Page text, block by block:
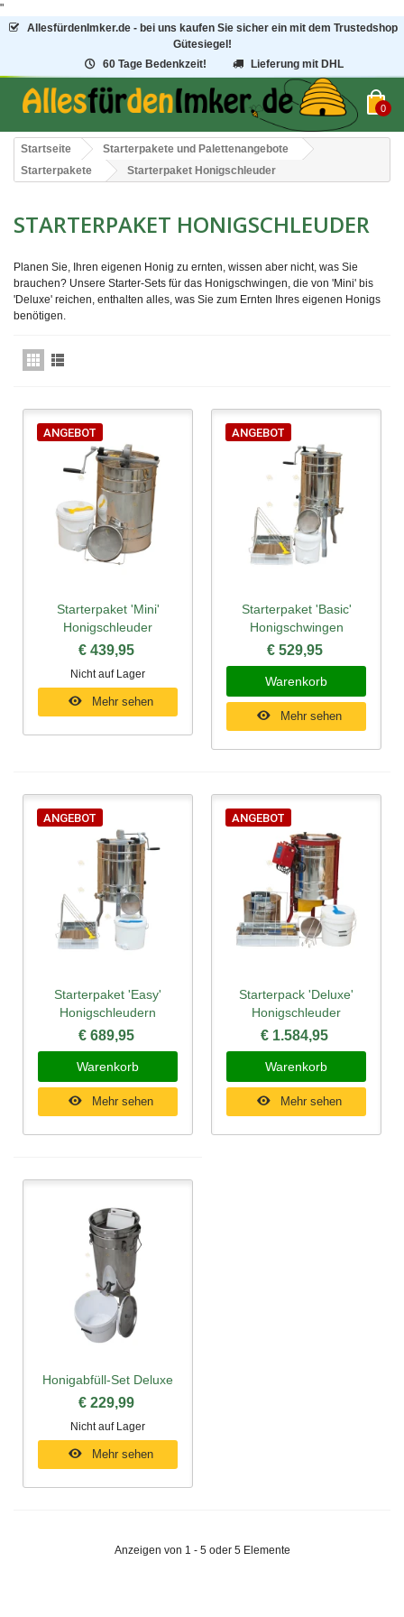
"
AllesfürdenImker.de - bei uns kaufen Sie sicher ein mit dem Trustedshop
Gütesiegel!
60 Tage Bedenkzeit!
Lieferung mit DHL
0
Startseite
Starterpakete und Palettenangebote
Starterpakete
Starterpaket Honigschleuder
STARTERPAKET HONIGSCHLEUDER
Planen Sie, Ihren eigenen Honig zu ernten, wissen aber nicht, was Sie
brauchen? Unsere Starter-Sets für das Honigschwingen, die von 'Mini' bis
'Deluxe' reichen, enthalten alles, was Sie zum Ernten Ihres eigenen Honigs
benötigen.
ANGEBOT
Starterpaket 'Mini'
Honigschleuder
€ 439,95
Nicht auf Lager
Mehr sehen
ANGEBOT
Starterpaket 'Basic'
Honigschwingen
€ 529,95
Warenkorb
Mehr sehen
ANGEBOT
Starterpaket 'Easy'
Honigschleudern
€ 689,95
Warenkorb
Mehr sehen
ANGEBOT
Starterpack 'Deluxe'
Honigschleuder
€ 1.584,95
Warenkorb
Mehr sehen
Honigabfüll-Set Deluxe
€ 229,99
Nicht auf Lager
Mehr sehen
Anzeigen von 1 - 5 oder 5 Elemente